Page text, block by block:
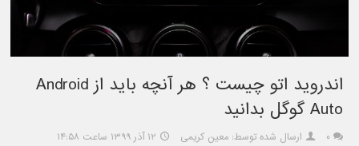
اندروید اتو چیست ؟ هر آنچه باید از Android
Auto گوگل بدانید
۰ ارسال شده توسط: معین کریمی ۱۲ آذر ۱۳۹۹ ساعت ۱۴:۵۸